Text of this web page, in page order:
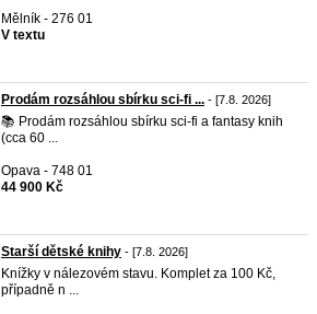
Mělník - 276 01
V textu
Prodám rozsáhlou sbírku sci-fi ... - [7.8. 2026]
📚 Prodám rozsáhlou sbírku sci-fi a fantasy knih
(cca 60 ...
Opava - 748 01
44 900 Kč
Starší dětské knihy - [7.8. 2026]
Knížky v nálezovém stavu. Komplet za 100 Kč,
případně n ...